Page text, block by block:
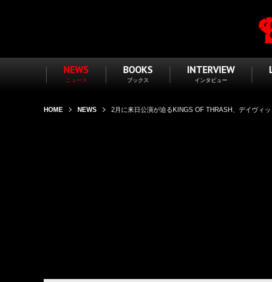
NEWS
ニュース
BOOKS
ブックス
INTERVIEW
インタビュー
HOME NEWS 2月に来日公演が迫るKINGS OF THRASH、デイヴィ